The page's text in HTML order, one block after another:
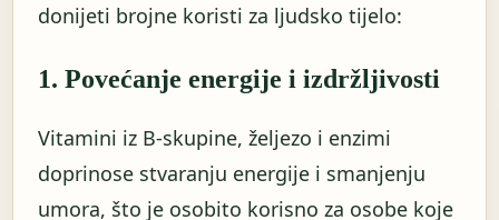
donijeti brojne koristi za ljudsko tijelo:
1. Povećanje energije i izdržljivosti
Vitamini iz B-skupine, željezo i enzimi
doprinose stvaranju energije i smanjenju
umora, što je osobito korisno za osobe koje